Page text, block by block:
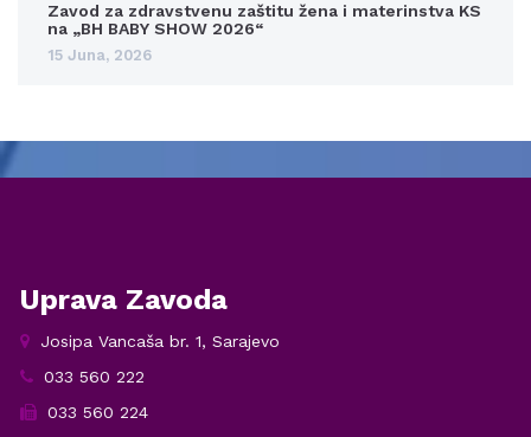
Zavod za zdravstvenu zaštitu žena i materinstva KS
na „BH BABY SHOW 2026“
15 Juna, 2026
Uprava Zavoda
Josipa Vancaša br. 1, Sarajevo
033 560 222
033 560 224